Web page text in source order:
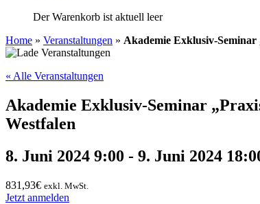
Der Warenkorb ist aktuell leer
Home » Veranstaltungen » Akademie Exklusiv-Seminar
« Alle Veranstaltungen
Akademie Exklusiv-Seminar
Westfalen
8. Juni 2024 9:00 - 9. Juni 2024
831,93€ exkl. MwSt.
Jetzt anmelden